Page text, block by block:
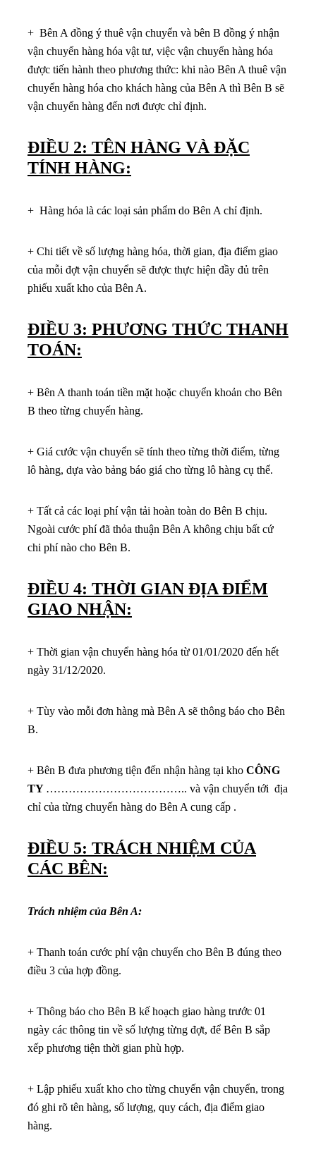
+ Bên A đồng ý thuê vận chuyển và bên B đồng ý nhận
vận chuyển hàng hóa vật tư, việc vận chuyển hàng hóa
được tiến hành theo phương thức: khi nào Bên A thuê vận
chuyển hàng hóa cho khách hàng của Bên A thì Bên B sẽ
vận chuyển hàng đến nơi được chỉ định.
ĐIỀU 2: TÊN HÀNG VÀ ĐẶC
TÍNH HÀNG:
+ Hàng hóa là các loại sản phẩm do Bên A chỉ định.
+ Chi tiết về số lượng hàng hóa, thời gian, địa điểm giao
của mỗi đợt vận chuyển sẽ được thực hiện đầy đủ trên
phiếu xuất kho của Bên A.
ĐIỀU 3: PHƯƠNG THỨC THANH
TOÁN:
+ Bên A thanh toán tiền mặt hoặc chuyển khoản cho Bên
B theo từng chuyến hàng.
+ Giá cước vận chuyển sẽ tính theo từng thời điểm, từng
lô hàng, dựa vào bảng báo giá cho từng lô hàng cụ thể.
+ Tất cả các loại phí vận tải hoàn toàn do Bên B chịu.
Ngoài cước phí đã thỏa thuận Bên A không chịu bất cứ
chi phí nào cho Bên B.
ĐIỀU 4: THỜI GIAN ĐỊA ĐIỂM
GIAO NHẬN:
+ Thời gian vận chuyển hàng hóa từ 01/01/2020 đến hết
ngày 31/12/2020.
+ Tùy vào mỗi đơn hàng mà Bên A sẽ thông báo cho Bên
B.
+ Bên B đưa phương tiện đến nhận hàng tại kho CÔNG
TY ……………………………….. và vận chuyển tới địa
chỉ của từng chuyến hàng do Bên A cung cấp .
ĐIỀU 5: TRÁCH NHIỆM CỦA
CÁC BÊN:
Trách nhiệm của Bên A:
+ Thanh toán cước phí vận chuyển cho Bên B đúng theo
điều 3 của hợp đồng.
+ Thông báo cho Bên B kế hoạch giao hàng trước 01
ngày các thông tin về số lượng từng đợt, để Bên B sắp
xếp phương tiện thời gian phù hợp.
+ Lập phiếu xuất kho cho từng chuyến vận chuyển, trong
đó ghi rõ tên hàng, số lượng, quy cách, địa điểm giao
hàng.